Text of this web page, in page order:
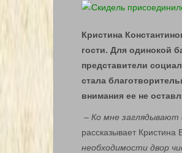
Кристина
гости. Для одинокой
представители
стала
внимания ее не
– Ко мне заглядывают
рассказывает Кристина
необходимости двор